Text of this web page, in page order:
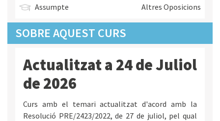
Assumpte Altres Oposicions
SOBRE AQUEST CURS
Actualitzat a 24 de Juliol
de 2026
Curs amb el temari actualitzat d'acord amb la
Resolució PRE/2423/2022, de 27 de juliol, pel qual